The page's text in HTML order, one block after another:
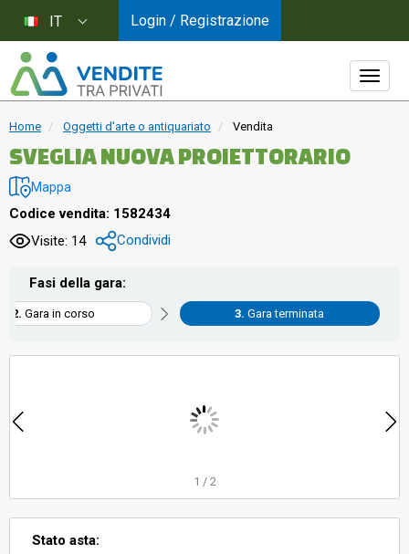
Home Oggetti d'arte o antiquariato Vendita
SVEGLIA NUOVA PROIETTORARIO
Mappa
Codice vendita: 1582434
Visite: 14
Condividi
Fasi della gara:
Gara in corso Gara terminata
1 / 2
Stato asta:
IT Login / Registrazione